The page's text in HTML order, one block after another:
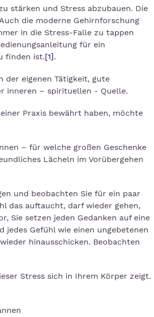
stärken und Stress abzubauen. Die
die moderne Gehirnforschung
in die Stress-Falle zu tappen
für ein
finden ist.[1].
der eigenen Tätigkeit, gute
inneren – spirituellen - Quelle.
Praxis bewährt haben, möchte
– für welche großen Geschenke
Lächeln im Vorübergehen
und beobachten Sie für ein paar
das auftaucht, darf wieder gehen,
Sie setzen jeden Gedanken auf eine
jedes Gefühl wie einen ungebetenen
hinausschicken. Beobachten
Stress sich in Ihrem Körper zeigt.